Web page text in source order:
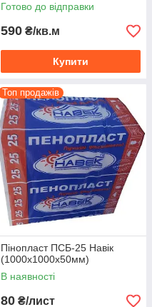
Готово до відправки
590 ₴/кв.м
Купити
Топ продажів
Пінопласт ПСБ-25 Навік
(1000х1000х50мм)
В наявності
80 ₴/лист